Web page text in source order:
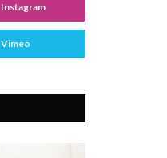
Instagram
Vimeo